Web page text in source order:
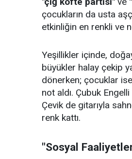
çocukların da usta
etkinliğin en renkli ve
Yeşillikler içinde,
büyükler halay çekip
dönerken; çocuklar
not aldı. Çubuk
Çevik de gitarıyla
renk kattı.
"Sosyal